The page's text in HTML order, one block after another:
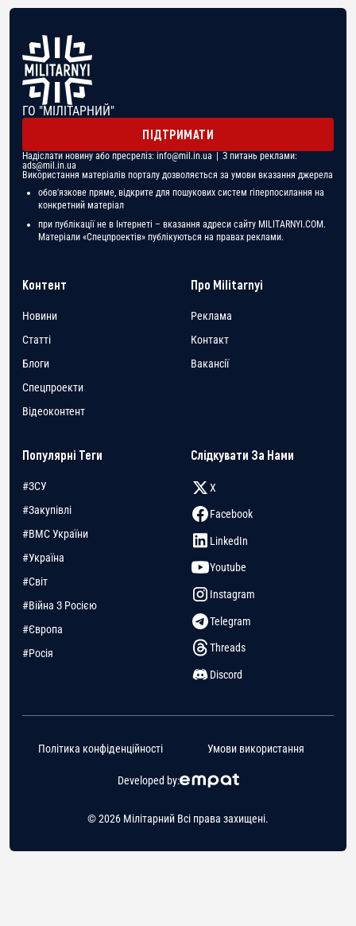
ГО "МІЛІТАРНИЙ"
ПІДТРИМАТИ
Надіслати новину або пресреліз: info@mil.in.ua | З питань реклами:
ads@mil.in.ua
Використання матеріалів порталу дозволяється за умови вказання джерела
обов'язкове пряме, відкрите для пошукових систем гіперпосилання на
конкретний матеріал
при публікації не в Інтернеті – вказання адреси сайту MILITARNYI.COM.
Матеріали «Спецпроектів» публікуються на правах реклами.
Контент
Новини
Статті
Блоги
Спецпроекти
Відеоконтент
Про Militarnyi
Реклама
Контакт
Вакансії
Популярні Теги
#ЗСУ
#Закупівлі
#ВМС України
#Україна
#Світ
#Війна З Росією
#Європа
#Росія
Слідкувати За Нами
X
Facebook
LinkedIn
Youtube
Instagram
Telegram
Threads
Discord
© 2026 Мілітарний Всі права захищені.
Developed by:
Політика конфіденційності Умови використання